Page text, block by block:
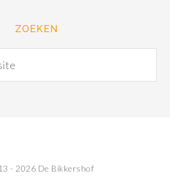
ZOEKEN
- 2026 De Bikkershof